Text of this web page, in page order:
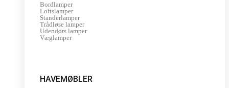
Bordlamper
Loftslamper
Standerlamper
Trådløse lamper
Udendørs lamper
Væglamper
HAVEMØBLER